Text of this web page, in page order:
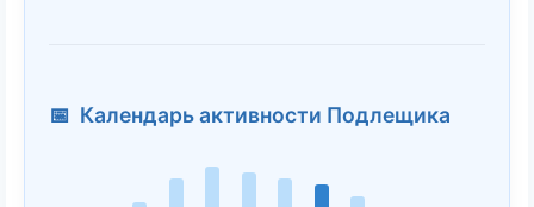
📅 Календарь активности Подлещика